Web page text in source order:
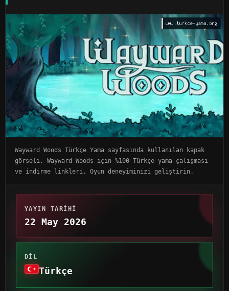
Wayward Woods Türkçe Yama sayfasında kullanılan kapak
görseli. Wayward Woods için %100 Türkçe yama çalışması
ve indirme linkleri. Oyun deneyiminizi geliştirin.
YAYIN TARIHI
22 May 2026
DIL
Türkçe